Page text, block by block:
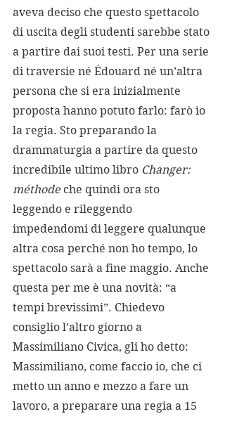
aveva deciso che questo spettacolo
di uscita degli studenti sarebbe stato
a partire dai suoi testi. Per una serie
di traversie né Édouard né un’altra
persona che si era inizialmente
proposta hanno potuto farlo: farò io
la regia. Sto preparando la
drammaturgia a partire da questo
incredibile ultimo libro Changer:
méthode che quindi ora sto
leggendo e rileggendo
impedendomi di leggere qualunque
altra cosa perché non ho tempo, lo
spettacolo sarà a fine maggio. Anche
questa per me è una novità: “a
tempi brevissimi”. Chiedevo
consiglio l’altro giorno a
Massimiliano Civica, gli ho detto:
Massimiliano, come faccio io, che ci
metto un anno e mezzo a fare un
lavoro, a preparare una regia a 15